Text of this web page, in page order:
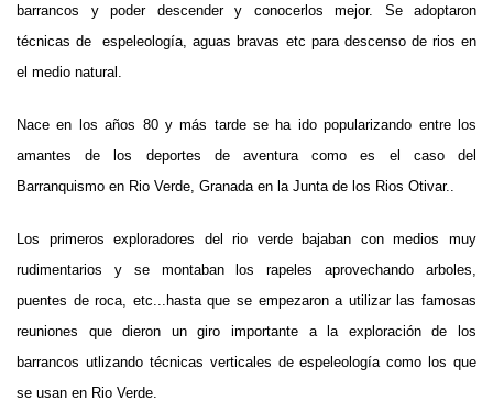
barrancos y poder descender y conocerlos mejor. Se adoptaron
técnicas de espeleología, aguas bravas etc para descenso de rios en
el medio natural.
Nace en los años 80 y más tarde se ha ido popularizando entre los
amantes de los deportes de aventura como es el caso del
Barranquismo en Rio Verde, Granada en la Junta de los Rios Otivar..
Los primeros exploradores del rio verde bajaban con medios muy
rudimentarios y se montaban los rapeles aprovechando arboles,
puentes de roca, etc...hasta que se empezaron a utilizar las famosas
reuniones que dieron un giro importante a la exploración de los
barrancos utlizando técnicas verticales de espeleología como los que
se usan en Rio Verde.